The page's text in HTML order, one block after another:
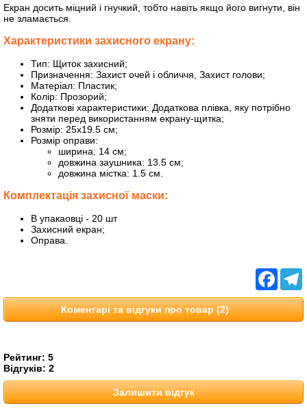
Екран досить міцний і гнучкий, тобто навіть якщо його вигнути, він
не зламається.
Характеристики захисного екрану:
Тип: Щиток захисний;
Призначення: Захист очей і обличчя, Захист голови;
Матеріал: Пластик;
Колір: Прозорий;
Додаткові характеристики: Додаткова плівка, яку потрібно
зняти перед використанням екрану-щитка;
Розмір: 25х19.5 см;
Розмір оправи:
ширина: 14 см;
довжина заушника: 13.5 см;
довжина містка: 1.5 см.
Комплектація захисної маски:
В упакаовці - 20 шт
Захисний екран;
Оправа.
Коментарі та відгуки про товар (2)
Рейтинг: 5
Відгуків: 2
Залишити відгук